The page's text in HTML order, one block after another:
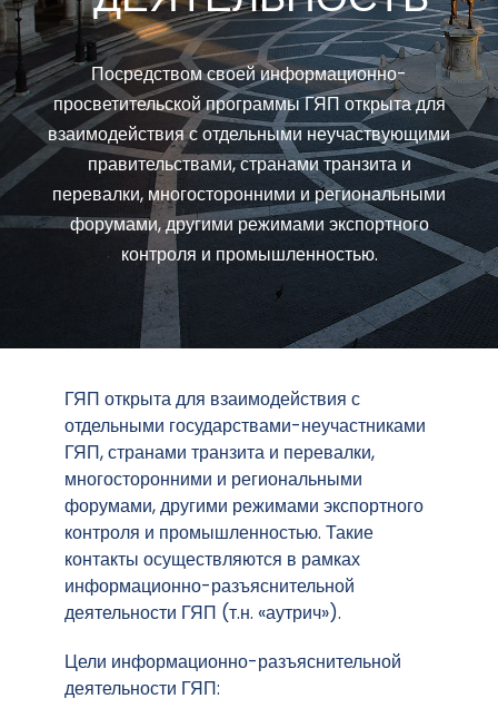
Посредством своей информационно-
просветительской программы ГЯП открыта для
взаимодействия с отдельными неучаствующими
правительствами, странами транзита и
перевалки, многосторонними и региональными
форумами, другими режимами экспортного
контроля и промышленностью.
ГЯП открыта для взаимодействия с
отдельными государствами-неучастниками
ГЯП, странами транзита и перевалки,
многосторонними и региональными
форумами, другими режимами экспортного
контроля и промышленностью. Такие
контакты осуществляются в рамках
информационно-разъяснительной
деятельности ГЯП (т.н. «аутрич»).
Цели информационно-разъяснительной
деятельности ГЯП: